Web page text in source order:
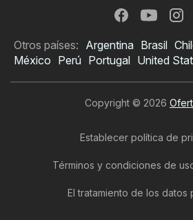
Otros países: Argentina Brasil
México Perú Portugal United
Copyright © 2026
Establecer política de
Términos y condiciones de
El tratamiento de los datos